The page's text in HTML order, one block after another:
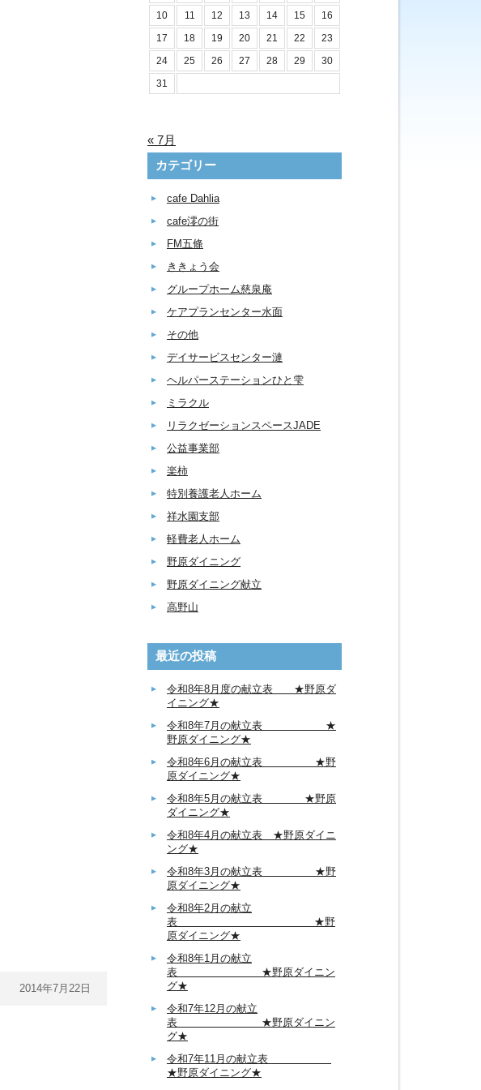
2014年7月22日
10 11 12 13 14 15
16
17
18 19 20 21 22
23
24
25 26 27 28 29
30
31
« 7月
カテゴリー
cafe Dahlia
cafe澪の街
FM五條
ききょう会
グループホーム慈泉庵
ケアプランセンター水面
その他
デイサービスセンター漣
ヘルパーステーションひと雫
ミラクル
リラクゼーションスペースJADE
公益事業部
楽柿
特別養護老人ホーム
祥水園支部
軽費老人ホーム
野原ダイニング
野原ダイニング献立
高野山
最近の投稿
令和8年8月度の献立表 ★野原ダ
イニング★
令和8年7月の献立表 ★
野原ダイニング★
令和8年6月の献立表 ★野
原ダイニング★
令和8年5月の献立表 ★野原
ダイニング★
令和8年4月の献立表 ★野原ダイニ
ング★
令和8年3月の献立表 ★野
原ダイニング★
令和8年2月の献立
表 ★野
原ダイニング★
令和8年1月の献立
表 ★野原ダイニン
グ★
令和7年12月の献立
表 ★野原ダイニン
グ★
令和7年11月の献立表
★野原ダイニング★